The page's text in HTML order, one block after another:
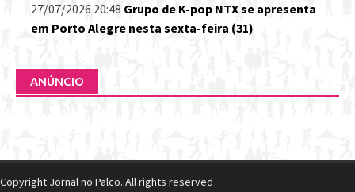
27/07/2026 20:48 Grupo de K-pop NTX se apresenta
em Porto Alegre nesta sexta-feira (31)
ANÚNCIO
Copyright Jornal no Palco. All rights reserved